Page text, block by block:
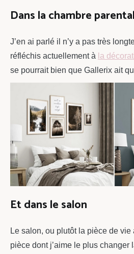
Dans la chambre
J’en ai parlé il n’y a pas très
réfléchis actuellement à la
se pourrait bien que Gallerix ait
Et dans le salon
Le salon, ou plutôt la pièce de vie
pièce dont j’aime le plus changer